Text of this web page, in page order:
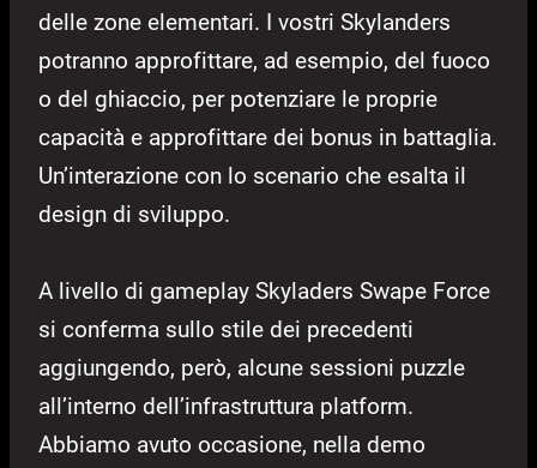
delle zone elementari. I vostri Skylanders
potranno approfittare, ad esempio, del fuoco
o del ghiaccio, per potenziare le proprie
capacità e approfittare dei bonus in battaglia.
Un’interazione con lo scenario che esalta il
design di sviluppo.
A livello di gameplay Skyladers Swape Force
si conferma sullo stile dei precedenti
aggiungendo, però, alcune sessioni puzzle
all’interno dell’infrastruttura platform.
Abbiamo avuto occasione, nella demo